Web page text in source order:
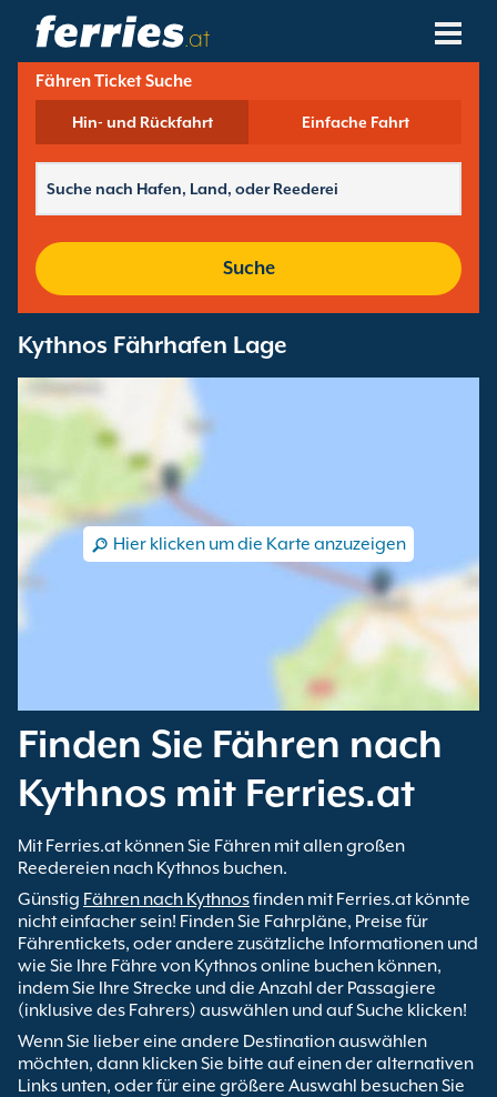
.at
Reedereien
Fährziele
Fährhäfen
Fähren Ticket Suche
Hin- und Rückfahrt Einfache Fahrt
Suche
Kythnos Fährhafen Lage
Hier klicken um die Karte anzuzeigen
Finden Sie Fähren nach
Kythnos mit Ferries.at
Mit Ferries.at können Sie Fähren mit allen großen
Reedereien nach Kythnos buchen.
Günstig Fähren nach Kythnosfinden mit Ferries.at könnte
nicht einfacher sein! Finden Sie Fahrpläne, Preise für
Fährentickets, oder andere zusätzliche Informationen und
wie Sie Ihre Fähre von Kythnos online buchen können,
indem Sie Ihre Strecke und die Anzahl der Passagiere
(inklusive des Fahrers) auswählen und auf Suche klicken!
Wenn Sie lieber eine andere Destination auswählen
möchten, dann klicken Sie bitte auf einen der alternativen
Links unten, oder für eine größere Auswahl besuchen Sie